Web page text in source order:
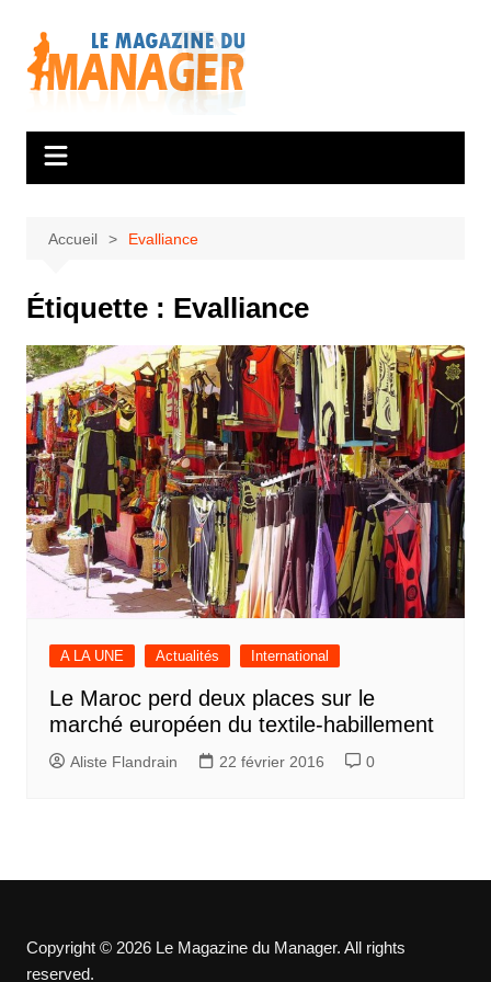
contenu
Accueil Evalliance
Étiquette : Evalliance
A LA UNE Actualités International
Le Maroc perd deux places sur le
marché européen du textile-habillement
Aliste Flandrain 22 février 2016 0
Copyright © 2026 Le Magazine du Manager. All rights
reserved.